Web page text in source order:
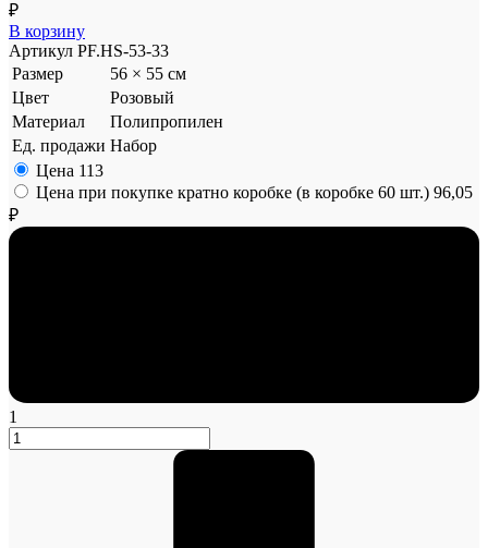
₽
В корзину
Артикул PF.HS-53-33
Размер
56 × 55 см
Цвет
Розовый
Материал
Полипропилен
Ед. продажи Набор
Цена 113
Цена при покупке кратно коробке (в коробке 60 шт.) 96,05
₽
1